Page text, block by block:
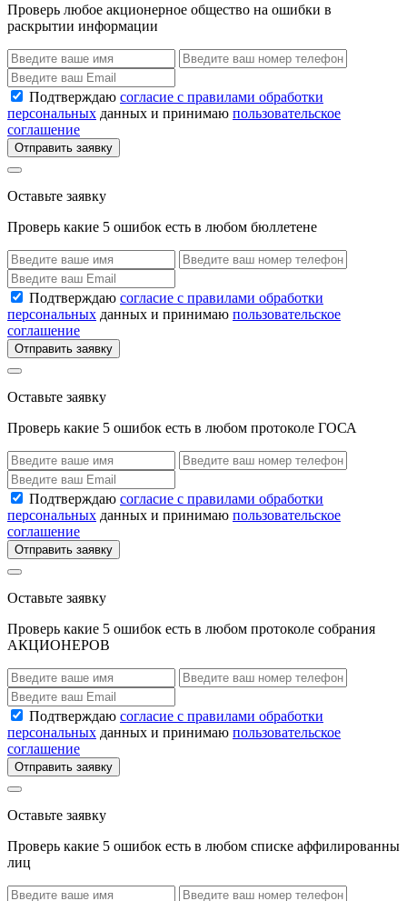
Проверь любое акционерное общество на ошибки в
раскрытии информации
Подтверждаю согласие с правилами обработки
персональных данных и принимаю пользовательское
соглашение
Отправить заявку
Оставьте заявку
Проверь какие 5 ошибок есть в любом бюллетене
Подтверждаю согласие с правилами обработки
персональных данных и принимаю пользовательское
соглашение
Отправить заявку
Оставьте заявку
Проверь какие 5 ошибок есть в любом протоколе ГОСА
Подтверждаю согласие с правилами обработки
персональных данных и принимаю пользовательское
соглашение
Отправить заявку
Оставьте заявку
Проверь какие 5 ошибок есть в любом протоколе собрания
АКЦИОНЕРОВ
Подтверждаю согласие с правилами обработки
персональных данных и принимаю пользовательское
соглашение
Отправить заявку
Оставьте заявку
Проверь какие 5 ошибок есть в любом списке аффилированны
лиц